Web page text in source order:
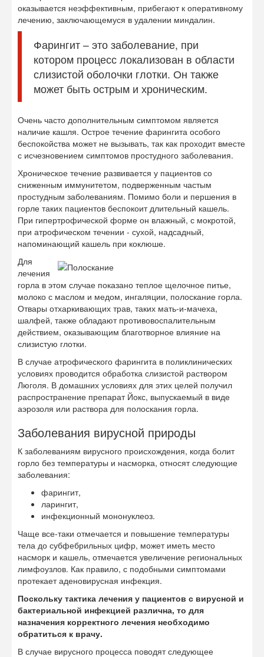
оказывается неэффективным, прибегают к оперативному
лечению, заключающемуся в удалении миндалин.
Фарингит – это заболевание, при
котором процесс локализован в области
слизистой оболочки глотки. Он также
может быть острым и хроническим.
Очень часто дополнительным симптомом является
наличие кашля. Острое течение фарингита особого
беспокойства может не вызывать, так как проходит вместе
с исчезновением симптомов простудного заболевания.
Хроническое течение развивается у пациентов со
сниженным иммунитетом, подверженным частым
простудным заболеваниям. Помимо боли и першения в
горле таких пациентов беспокоит длительный кашель.
При гипертрофической форме он влажный, с мокротой,
при атрофическом течении - сухой, надсадный,
напоминающий кашель при коклюше.
Для
лечения
горла в этом случае показано теплое щелочное питье,
молоко с маслом и медом, ингаляции, полоскание горла.
Отвары отхаркивающих трав, таких мать-и-мачеха,
шалфей, также обладают противовоспалительным
действием, оказывающим благотворное влияние на
слизистую глотки.
В случае атрофического фарингита в поликлинических
условиях проводится обработка слизистой раствором
Люголя. В домашних условиях для этих целей получил
распространение препарат Йокс, выпускаемый в виде
аэрозоля или раствора для полоскания горла.
Заболевания вирусной природы
К заболеваниям вирусного происхождения, когда болит
горло без температуры и насморка, относят следующие
заболевания:
фарингит,
ларингит,
инфекционный мононуклеоз.
Чаще все-таки отмечается и повышение температуры
тела до субфебрильных цифр, может иметь место
насморк и кашель, отмечается увеличение региональных
лимфоузлов. Как правило, с подобными симптомами
протекает аденовирусная инфекция.
Поскольку тактика лечения у пациентов с вирусной и
бактериальной инфекцией различна, то для
назначения корректного лечения необходимо
обратиться к врачу.
В случае вирусного процесса поводят следующее